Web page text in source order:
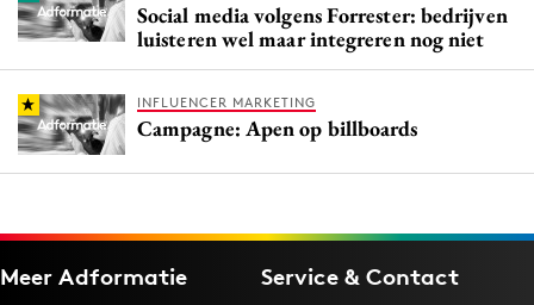
Social media volgens Forrester: bedrijven
luisteren wel maar integreren nog niet
INFLUENCER MARKETING
Campagne: Apen op billboards
Meer Adformatie Service & Contact